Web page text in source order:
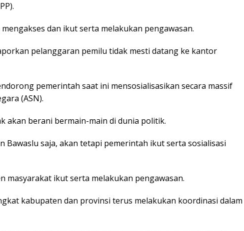
dan ikut serta melakukan pengawasan.
pelanggaran pemilu tidak mesti datang ke kantor
pemerintah saat ini mensosialisasikan secara massif
(ASN).
akan berani bermain-main di dunia politik.
Bawaslu saja, akan tetapi pemerintah ikut serta sosialisasi
masyarakat ikut serta melakukan pengawasan.
kabupaten dan provinsi terus melakukan koordinasi dalam